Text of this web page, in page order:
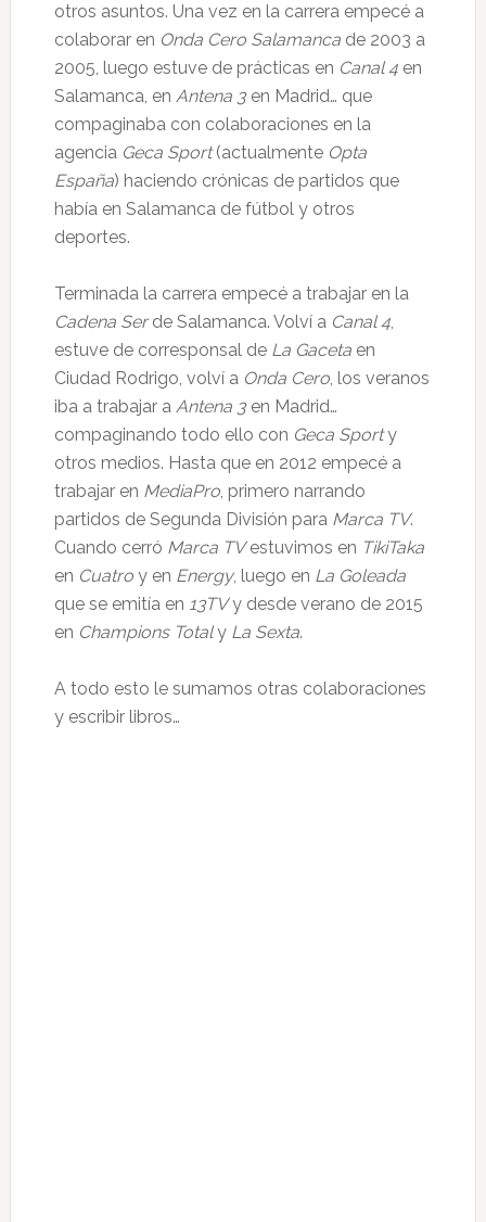
otros asuntos. Una vez en la carrera empecé a
colaborar en Onda Cero Salamancade 2003 a
2005, luego estuve de prácticas en Canal 4en
Salamanca, en Antena 3en Madrid… que
compaginaba con colaboraciones en la
agencia Geca Sport(actualmente Opta
España) haciendo crónicas de partidos que
había en Salamanca de fútbol y otros
deportes.
Terminada la carrera empecé a trabajar en la
Cadena Serde Salamanca. Volví a Canal 4,
estuve de corresponsal de La Gacetaen
Ciudad Rodrigo, volví a Onda Cero, los veranos
iba a trabajar a Antena 3en Madrid…
compaginando todo ello con Geca Sporty
otros medios. Hasta que en 2012 empecé a
trabajar en MediaPro, primero narrando
partidos de Segunda División para Marca TV.
Cuando cerró Marca TVestuvimos en TikiTaka
en Cuatroy en Energy, luego en La Goleada
que se emitía en 13TVy desde verano de 2015
en Champions Totaly La Sexta.
A todo esto le sumamos otras colaboraciones
y escribir libros…